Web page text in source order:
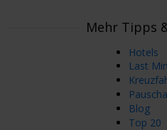
Mehr Tipps
Hotels
Last
Blog
Top 20